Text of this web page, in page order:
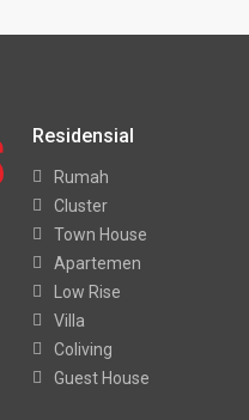
Residensial
Rumah
Cluster
Town House
Apartemen
Low Rise
Villa
Coliving
Guest House